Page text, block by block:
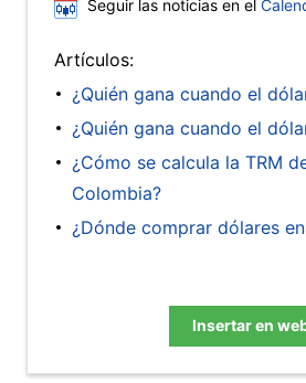
Seguir las noticias en el
Artículos:
¿Quién gana cuando el
¿Quién gana cuando el
¿Cómo se calcula la TRM
Colombia?
¿Dónde comprar dólares
Insertar en